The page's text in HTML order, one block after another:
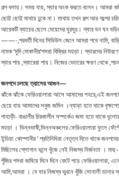
গল্প বলায়। সময় যায়, স্যার অংক করতে বলেন। আমরা
ছোট্ট ছোট্ট মাথায় ঢুকে না। মাথায় তখন গল্প আর গল্পের
আরেকটি ব্যাচের ছেলে মেয়েদের ঘুরঘুর। স্যার ঘন ঘন
——-,পরবর্তী দিনের সিডিউল জেনে আমরা পথে নামি,
নামক ‘মুদি দোকানীর’পসরা বিক্রির মহড়া। স্যারদের
স্যার পায় ,স্যারেরা পায়। নিজের ভেতরের ক্ষরণ থেকে
জনপদে চলছে ত্রাসের আগুন—
ঝাঁকে ঝাঁকে ফেরিওয়ালারা আসে আমাদের শহরে,এই
ছেয়ে যায় আমাদের সবুজ জমিন ।ন্যাড়া হতে থাকে
পাহাড়ী- বাঙালীর চিরকালীন সম্পর্কেও জমা হতে থাকে
মহড়া । ভিন্নভাষী,ভিন্নঅঞ্চলের ফেরিওয়ালারা ফুলে
ইন্ডিয়া কোম্পানীর ’ প্রতিনিধিরা নেতৃত্ব দিতে থাকে
মিছিলের শ্লোগান ভূলে খুঁজে নেই নিজস্ব নির্জনতা ।
পুঁজির পসরা জমিয়ে দিনে দিনে কেটে পড়ে
আমি,আমরা । যে যার নিজস্ব ভুবনে খুঁজি সোনালী ডানার